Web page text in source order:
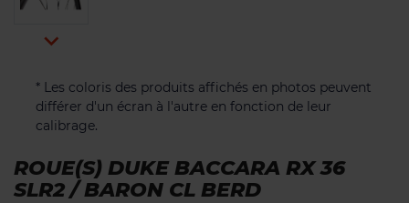

* Les coloris des produits affichés en photos peuvent
différer d'un écran à l'autre en fonction de leur
calibrage.
ROUE(S) DUKE BACCARA RX 36
SLR2 / BARON CL BERD